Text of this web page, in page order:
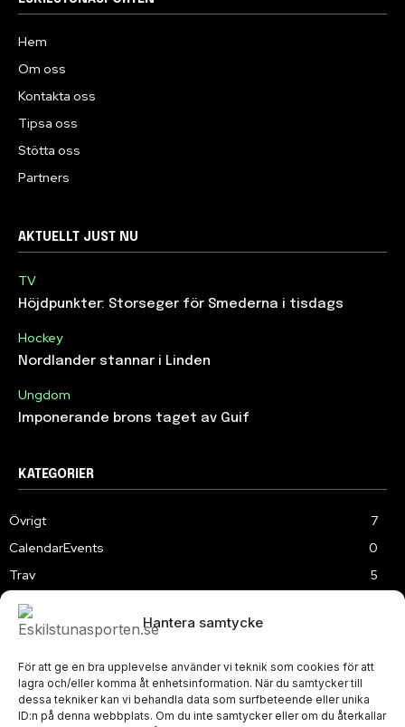
Hantera samtycke
För att ge en bra upplevelse använder vi teknik som cookies för att
lagra och/eller komma åt enhetsinformation. När du samtycker till
dessa tekniker kan vi behandla data som surfbeteende eller unika
ID:n på denna webbplats. Om du inte samtycker eller om du återkallar
Hem
Om oss
Kontakta oss
Tipsa oss
Stötta oss
Partners
AKTUELLT JUST NU
TV
Höjdpunkter: Storseger för Smederna i tisdags
Hockey
Nordlander stannar i Linden
Ungdom
Imponerande brons taget av Guif
KATEGORIER
Övrigt
7
CalendarEvents
0
Trav
5
TV
Samhällsprojekt
Slalom